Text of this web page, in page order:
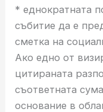
* еднократната
събитие да е
сметка на
Ако едно от
цитираната
съответната
основание в